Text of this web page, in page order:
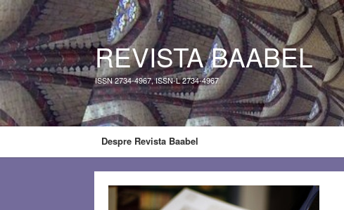
REVISTA BAABEL
ISSN 2734-4967, ISSN-L 2734-4967
Despre Revista Baabel